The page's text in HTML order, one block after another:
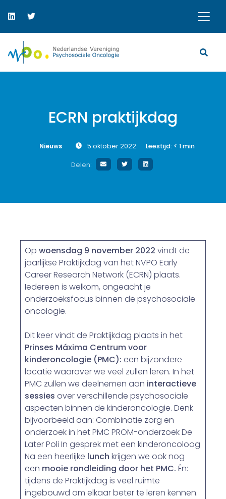
ECRN praktijkdag
Nieuws 5 oktober 2022 Leestijd: < 1min
Delen:
Op woensdag 9 november 2022 vindt de
jaarlijkse Praktijkdag van het NVPO Early
Career Research Network (ECRN) plaats.
Iedereen is welkom, ongeacht je
onderzoeksfocus binnen de psychosociale
oncologie.
Dit keer vindt de Praktijkdag plaats in het
Prinses Máxima Centrum voor
kinderoncologie (PMC): een bijzondere
locatie waarover we veel zullen leren. In het
PMC zullen we deelnemen aan interactieve
sessies over verschillende psychosociale
aspecten binnen de kinderoncologie. Denk
bijvoorbeeld aan: Combinatie zorg en
onderzoek in het PMC PROM-onderzoek De
Later Poli In gesprek met een kinderoncoloog
Na een heerlijke lunch krijgen we ook nog
een mooie rondleiding door het PMC. Én:
tijdens de Praktijkdag is veel ruimte
ingebouwd om elkaar beter te leren kennen.